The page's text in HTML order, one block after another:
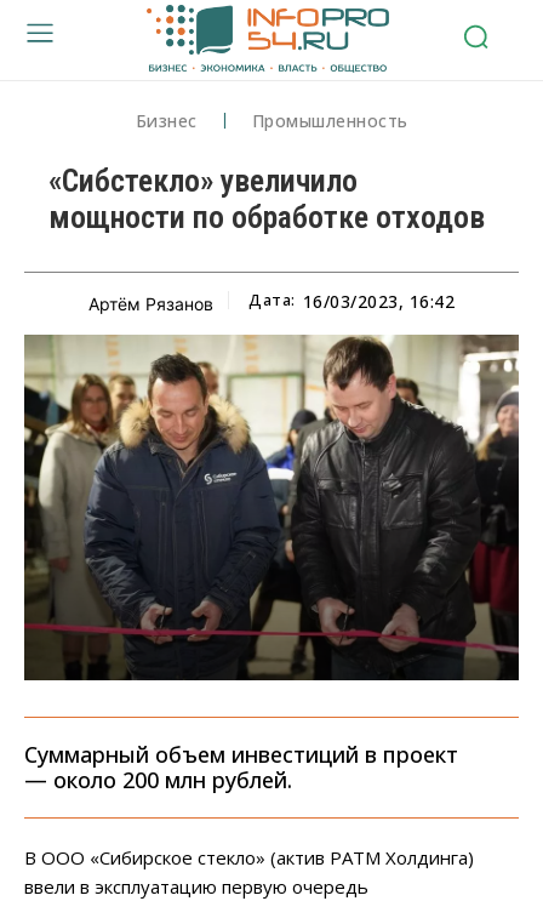
Бизнес Промышленность
«Сибстекло» увеличило
мощности по обработке отходов
Артём Рязанов Дата: 16/03/2023, 16:42
Суммарный объем инвестиций в проект
— около 200 млн рублей.
В ООО «Сибирское стекло» (актив РАТМ Холдинга)
ввели в эксплуатацию первую очередь